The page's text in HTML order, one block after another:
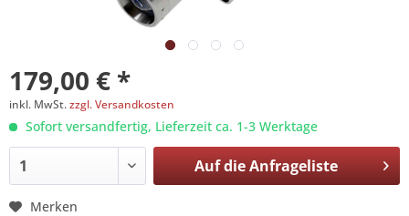
179,00 € *
inkl. MwSt.zzgl. Versandkosten
Sofort versandfertig, Lieferzeit ca. 1-3 Werktage
Auf dieAnfrageliste
Merken